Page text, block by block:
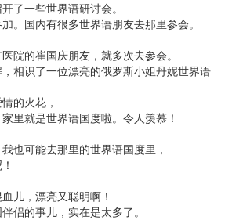
了一些世界语研讨会。
。国内有很多世界语朋友去那里参会。
院的崔国庆朋友，就多次去参会。
相识了一位漂亮的俄罗斯小姐丹妮世界语
的火花，
里就是世界语国度啦。令人羡慕！
也可能去那里的世界语国度里，
儿，漂亮又聪明啊！
侣的事儿，实在是太多了。